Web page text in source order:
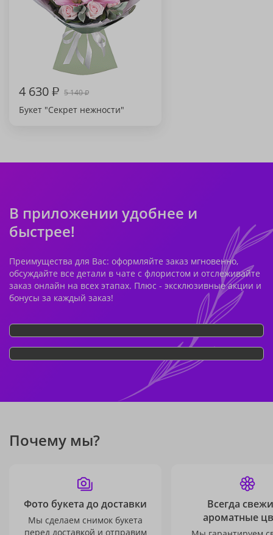
4 630₽ 5 140₽
Букет "Секрет нежности"
В приложении удобнее и
быстрее!
Преимущества для Вас: оформляйте заказ мгновенно,
обсуждайте все детали в чате с флористом и отслеживайте
заказ онлайн на всех этапах. Плюс - эксклюзивные акции и
бонусы за каждый заказ!
Почему мы?
Фото букета до доставки
Мы сделаем снимок букета
перед доставкой и отправим
Всегда
ароматные